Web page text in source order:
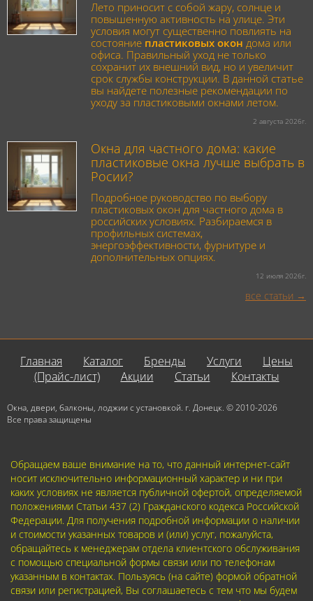
Лето приносит с собой жару, солнце и
повышенную активность на улице. Эти
условия могут существенно повлиять на
состояние пластиковых окон дома или
офиса. Правильный уход не только
сохранит их внешний вид, но и увеличит
срок службы конструкции. В данной статье
вы найдете полезные рекомендации по
уходу за пластиковыми окнами летом.
2 августа 2026г.
Окна для частного дома: какие
пластиковые окна лучше выбрать в
Росии?
Подробное руководство по выбору
пластиковых окон для частного дома в
российских условиях. Разбираемся в
профильных системах,
энергоэффективности, фурнитуре и
дополнительных опциях.
12 июля 2026г.
все статьи
Главная Каталог Бренды Услуги
Цены
(Прайс-лист)
Акции Статьи Контакты
Окна, двери, балконы, лоджии с установкой. г. Донецк. © 2010-2026
Все права защищены
Обращаем ваше внимание на то, что данный интернет-сайт
носит исключительно информационный характер и ни при
каких условиях не является публичной офертой, определяемой
положениями Статьи 437 (2) Гражданского кодекса Российской
Федерации. Для получения подробной информации о наличии
и стоимости указанных товаров и (или) услуг, пожалуйста,
обращайтесь к менеджерам отдела клиентского обслуживания
с помощью специальной формы связи или по телефонам
указанным в контактах. Пользуясь (на сайте) формой обратной
связи или регистрацией, Вы соглашаетесь с тем что мы будем